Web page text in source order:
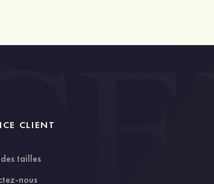
CLIENT
tailles
nous